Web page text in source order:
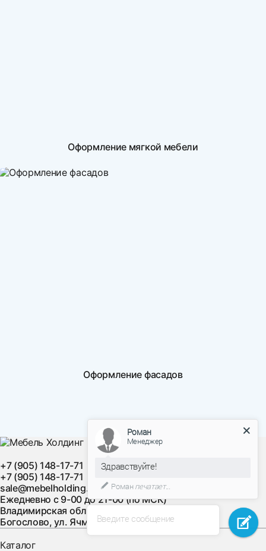
Оформление мягкой мебели
Оформление фасадов
+7 (905) 148-17-71
+7 (905) 148-17-71
sale@mebelholding.ru
Ежедневно с 9-00 до 21-00 (по МСК)
Владимирская область, Суздальский район, с.
Богослово, ул. Ячменная, д. 10
Каталог
Введите сообщение
Роман
Менеджер
Здравствуйте!
Романпечатает...